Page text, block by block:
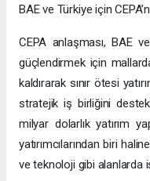
BAE ve Türkiye için
CEPA anlaşması, BAE
güçlendirmek için
kaldırarak sınır ötesi
stratejik iş birliğini
milyar dolarlık yatırım
yatırımcılarından biri
ve teknoloji gibi alanlarda